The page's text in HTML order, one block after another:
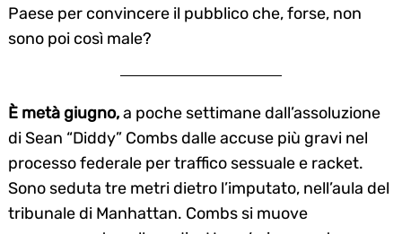
Paese per convincere il pubblico che, forse, non
sono poi così male?
È metà giugno,a poche settimane dall’assoluzione
di Sean “Diddy” Combs dalle accuse più gravi nel
processo federale per traffico sessuale e racket.
Sono seduta tre metri dietro l’imputato, nell’aula del
tribunale di Manhattan. Combs si muove